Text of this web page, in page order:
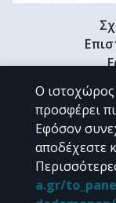
Εκτός αν αναφέρεται
Ο ιστοχώρος
προσφέρει
Εφόσον
αποδέχεστε
a.gr/